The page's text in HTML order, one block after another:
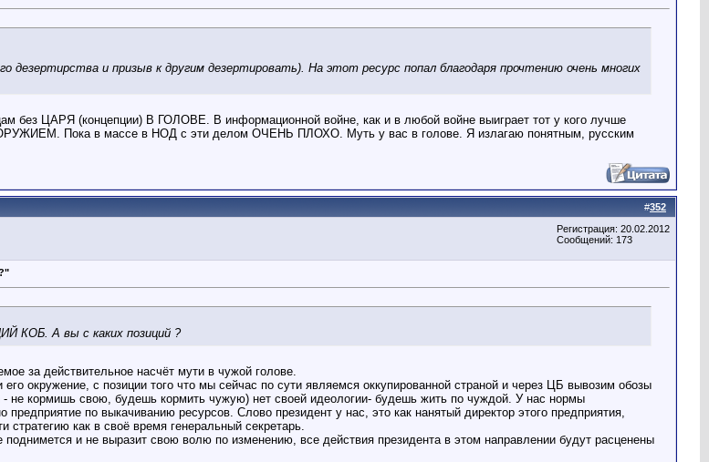
и призыв к другим дезертировать). На этот ресурс попал благодаря прочтению очень многих
ЦАРЯ (концепции) В ГОЛОВЕ. В информационной войне, как и в любой войне выиграет тот у кого лучше
Пока в массе в НОД с эти делом ОЧЕНЬ ПЛОХО. Муть у вас в голове. Я излагаю понятным, русским
#352
Регистрация: 20.02.2012
Сообщений: 173
КОБ. А вы с каких позиций ?
за действительное насчёт мути в чужой голове.
окружение, с позиции того что мы сейчас по сути являемся оккупированной страной и через ЦБ вывозим обозы
- не кормишь свою, будешь кормить чужую) нет своей идеологии- будешь жить по чуждой. У нас нормы
по выкачиванию ресурсов. Слово президент у нас, это как нанятый директор этого предприятия,
как в своё время генеральный секретарь.
и не выразит свою волю по изменению, все действия президента в этом направлении будут расценены